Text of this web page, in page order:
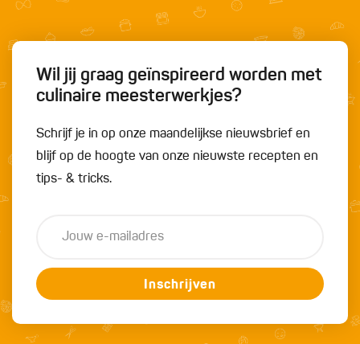
Wil jij graag geïnspireerd worden met
culinaire meesterwerkjes?
Schrijf je in op onze maandelijkse nieuwsbrief en
blijf op de hoogte van onze nieuwste recepten en
tips- & tricks.
Inschrijven